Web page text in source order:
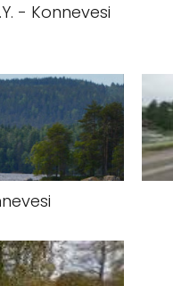
- Konnevesi